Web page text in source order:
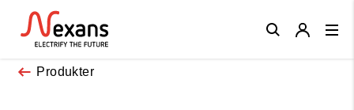
Produkter
Close